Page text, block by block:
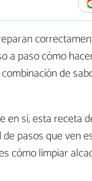
a paso cómo
de
en sí, esta receta
pasos que ven
cómo limpiar